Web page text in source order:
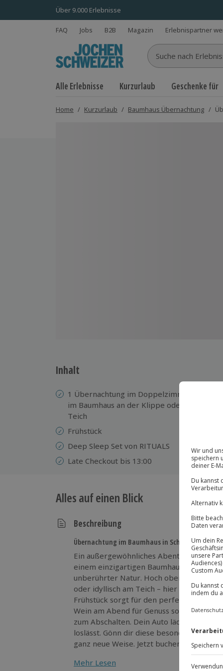
Über 9.000 Erlebnisse
FAQ Jobs B2B Magazin Erlebnispartner
Suche nach
Alle Erlebnisse Kurzurlaub Geschenke für
Home / Kurzurlaub / Baumhaus Übernachtung /
Inhalt
1 Übernachtung im Doppelzimmer
im Baumhaus an der Klippe oder am
Teich
Frühstück
Deep Sleep Set von RITUALS
Late Checkout bis 13:00
Alles auf einen Blick
Beschreibung
Übernachtung im Baumhaus in Schrems
Ein außergewöhnliches Abenteuer
einem einzigartigen Baumhaus und
unberührter Natur. Hoch oben an der
oder idyllisch am Teich – hier erlebst du
Frühstück sorgt für den perfekten Start in
Wein am Abend für Genuss sorgt. Dank
zum Abschalten. Dein Auto lädt an der E-
loslässt. Gönn dir diese besondere
ganz neue Weise. Jetzt buchen und
Mehr Lesen